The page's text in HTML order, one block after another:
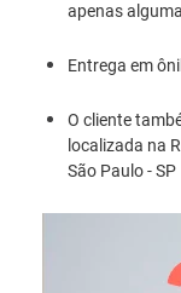
apenas
Entrega em
O cliente
localizada na
São Paulo - SP